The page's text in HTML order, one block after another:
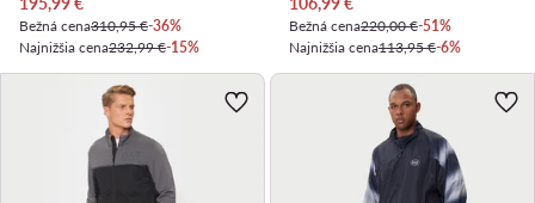
Bežná cena310,95 €-36%
Najnižšia cena232,99 €-15%
Bežná cena220,00 €-51%
Najnižšia cena113,95 €-6%